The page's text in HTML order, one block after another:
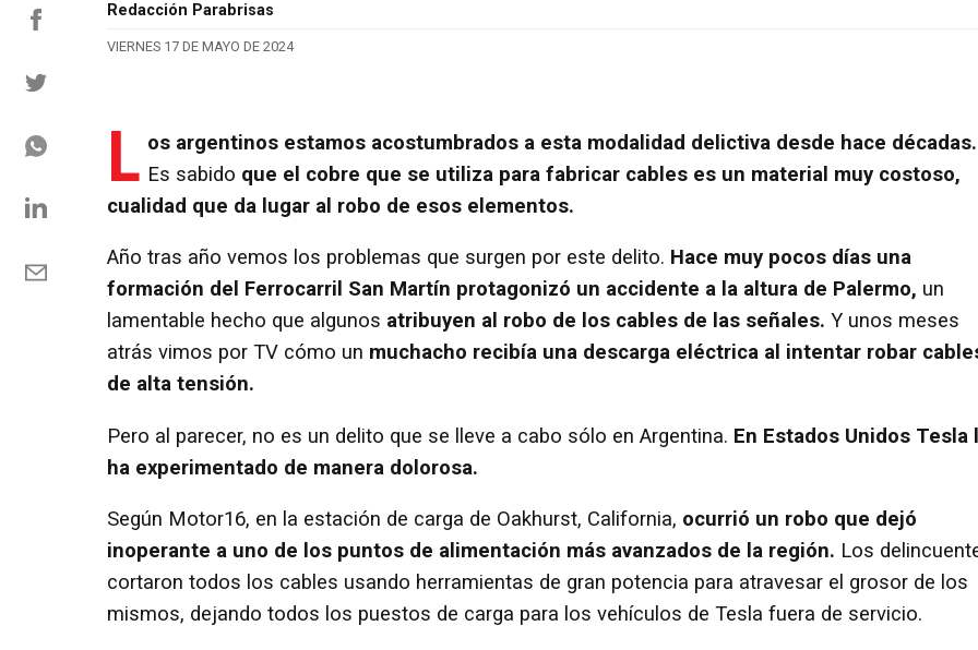
Redacción Parabrisas
VIERNES 17 DE MAYO DE 2024
L os argentinos estamos acostumbrados a esta modalidad delictiva desde hace décadas.
Es sabido que el cobre que se utiliza para fabricar cables es un material muy costoso,
cualidad que da lugar al robo de esos elementos.
Año tras año vemos los problemas que surgen por este delito. Hace muy pocos días una
formación del Ferrocarril San Martín protagonizó un accidente a la altura de Palermo, un
lamentable hecho que algunos atribuyen al robo de los cables de las señales. Y unos meses
atrás vimos por TV cómo un muchacho recibía una descarga eléctrica al intentar robar
de alta tensión.
Pero al parecer, no es un delito que se lleve a cabo sólo en Argentina. En Estados Unidos Tesla
ha experimentado de manera dolorosa.
Según Motor16, en la estación de carga de Oakhurst, California, ocurrió un robo que dejó
inoperante a uno de los puntos de alimentación más avanzados de la región. Los
cortaron todos los cables usando herramientas de gran potencia para atravesar el grosor de los
mismos, dejando todos los puestos de carga para los vehículos de Tesla fuera de servicio.